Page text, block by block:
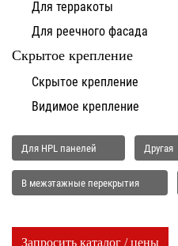
Для терракоты
Для реечного фасада
Скрытое крепление
Скрытое крепление
Видимое крепление
Для HPL панелей Другая
В межэтажные перекрытия
Запросить каталог / цены